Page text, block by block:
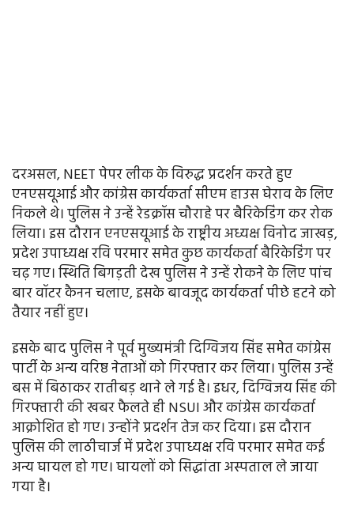
दरअसल, NEET पेपर लीक के विरुद्ध प्रदर्शन करते हुए
एनएसयूआई और कांग्रेस कार्यकर्ता सीएम हाउस घेराव के लिए
निकले थे। पुलिस ने उन्हें रेडक्रॉस चौराहे पर बैरिकेडिंग कर रोक
लिया। इस दौरान एनएसयूआई के राष्ट्रीय अध्यक्ष विनोद जाखड़,
प्रदेश उपाध्यक्ष रवि परमार समेत कुछ कार्यकर्ता बैरिकेडिंग पर
चढ़ गए। स्थिति बिगड़ती देख पुलिस ने उन्हें रोकने के लिए पांच
बार वॉटर कैनन चलाए, इसके बावजूद कार्यकर्ता पीछे हटने को
तैयार नहीं हुए।
इसके बाद पुलिस ने पूर्व मुख्यमंत्री दिग्विजय सिंह समेत कांग्रेस
पार्टी के अन्य वरिष्ठ नेताओं को गिरफ्तार कर लिया। पुलिस उन्हें
बस में बिठाकर रातीबड़ थाने ले गई है। इधर, दिग्विजय सिंह की
गिरफ्तारी की खबर फैलते ही NSUI और कांग्रेस कार्यकर्ता
आक्रोशित हो गए। उन्होंने प्रदर्शन तेज कर दिया। इस दौरान
पुलिस की लाठीचार्ज में प्रदेश उपाध्यक्ष रवि परमार समेत कई
अन्य घायल हो गए। घायलों को सिद्धांता अस्पताल ले जाया
गया है।